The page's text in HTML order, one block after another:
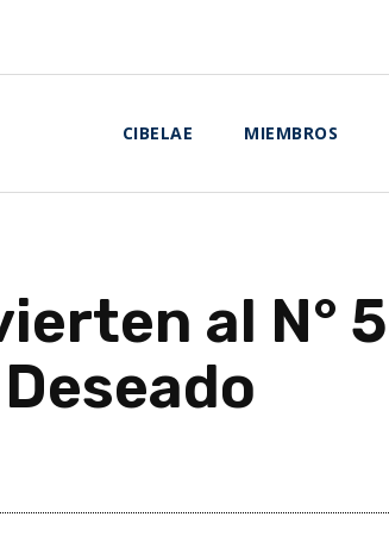
CIBELAE MIEMBROS
al N°